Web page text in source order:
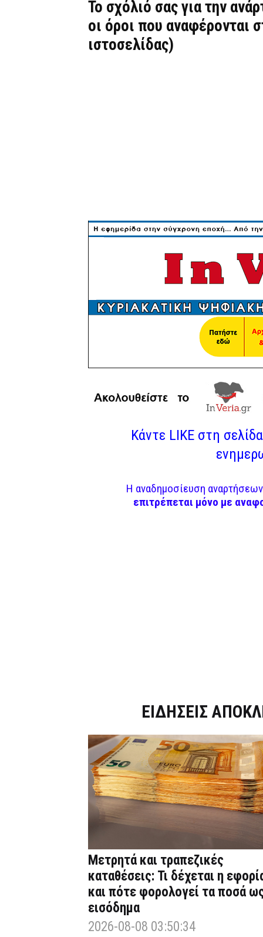
Το σχόλιό σας για την
οι όροι που αναφέρονται
ιστοσελίδας)
Κάντε LIKE στη
Η αναδημοσίευση
επιτρέπεται μόνο με
ΕΙΔΗΣΕΙΣ
Μετρητά και τραπεζικές
καταθέσεις: Τι δέχεται η
και πότε φορολογεί τα ποσά
εισόδημα
2026-08-08 03:50:34